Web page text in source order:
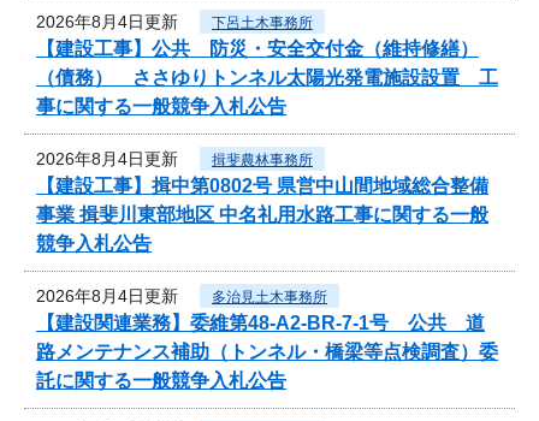
2026年8月4日更新 下呂土木事務所
【建設工事】公共 防災・安全交付金（維持修繕）
（債務） ささゆりトンネル太陽光発電施設設置 工
事に関する一般競争入札公告
2026年8月4日更新 揖斐農林事務所
【建設工事】揖中第0802号 県営中山間地域総合整備
事業 揖斐川東部地区 中名礼用水路工事に関する一般
競争入札公告
2026年8月4日更新 多治見土木事務所
【建設関連業務】委維第48-A2-BR-7-1号 公共 道
路メンテナンス補助（トンネル・橋梁等点検調査）委
託に関する一般競争入札公告